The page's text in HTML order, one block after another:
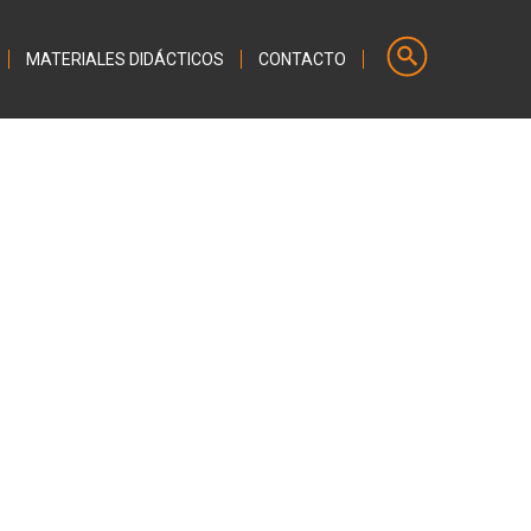
MATERIALES DIDÁCTICOS CONTACTO